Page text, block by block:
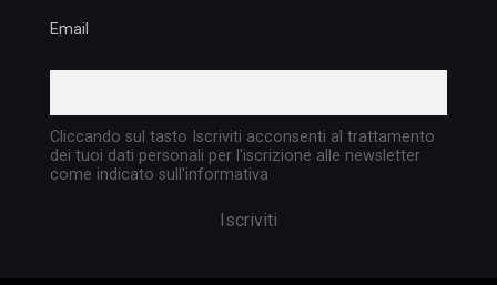
Email
Cliccando sul tasto Iscriviti acconsenti al trattamento
dei tuoi dati personali per l'iscrizione alle newsletter
come indicato sull'informativa